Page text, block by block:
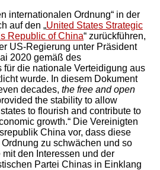
internationalen Ordnung“ in der
auf den „United States Strategic
Republic of China“ zurückführen,
US-Regierung unter Präsident
2020 gemäß des
für die nationale Verteidigung aus
wurde. In diesem Dokument
decades, the free and open
the stability to allow
to flourish and contribute to
growth.“ Die Vereinigten
China vor, dass diese
zu schwächen und so
den Interessen und der
Partei Chinas in Einklang